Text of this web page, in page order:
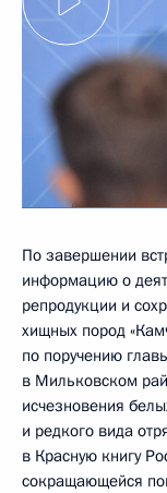
По завершении
информацию о
репродукции и
хищных пород
по поручению
в Мильковском
исчезновения
и редкого вида
в Красную книгу
сокращающейся